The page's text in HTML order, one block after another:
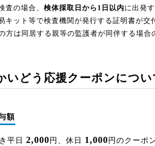
査の場合、 検体採取日から1日以内に出発
キット等で検査機関が発行する証明書が交
方は同居する親等の監護者が同伴する場合
いどう応援クーポンについ
額
平日 2,000円、休日 1,000円のクーポ